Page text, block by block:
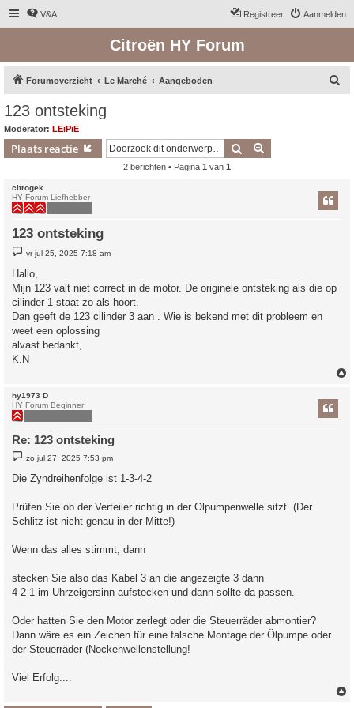
V&A Aanmelden
Registreer
Citroën HY Forum
Forumoverzicht Le Marché Aangeboden
123 ontsteking
Moderator: LEiPiE
Plaats reactie Zoek
2 berichten • Pagina 1 van 1
citrogek
HY Forum Liefhebber
123 ontsteking
e
r
i
c
h
t
vr jul 25, 2025 7:18 am
Hallo,
Mijn 123 valt niet correct in de motor. De originele ontsteking als die op
cilinder 1 staat zo als hoort.
Dan geeft de 123 cilinder 3 aan . Wie is bekend met dit probleem en
weet een oplossing
alvast bedankt,
K.N
hy1973 D
HY Forum Beginner
Re: 123 ontsteking
e
i
h
t
zo jul 27, 2025 7:53 pm
Die Zyndreihenfolge ist 1-3-4-2
Prüfen Sie ob der Verteiler richtig in der Olpumpenwelle sitzt. (Der
Schlitz ist nicht genau in der Mitte!)
Wenn das alles stimmt, dann
stecken Sie also das Kabel 3 an die angezeigte 3 dann
4-2-1 im Uhrzeigersinn aufstecken und dann sollte da passen.
Oder hatten Sie den Motor zerlegt oder die Steuerräder abmontier?
Dann wäre es ein Zeichen für eine falsche Montage der Ölpumpe oder
der Steuerräder (Nockenwellenstellung!
Viel Erfolg....